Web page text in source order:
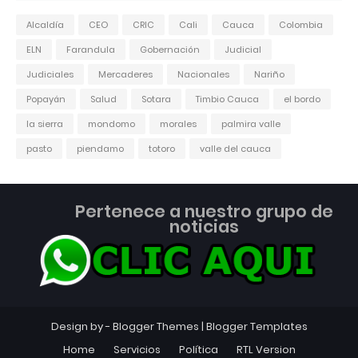
Alcaldía CEO CRIC Cali Cauca
Colombia
ELN
Farandula Gobernación
Judicial
Judiciales
Mercaderes Nacionales
Nariño
Popayán
Salud Sotara Timbio Cauca
el bordo
la sierra
mondomo morales
palmira valle
pasto
piendamo totoro valle del cauca
Pertenece a nuestro grupo de
noticias
Design by - Blogger Themes | Blogger Templates
Home
Servicios Política RTL Version